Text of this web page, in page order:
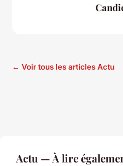
← Voir tous les articles Actu
Actu — À lire